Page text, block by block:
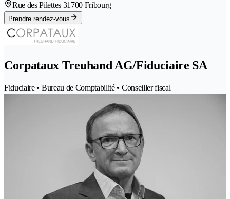
Rue des Pilettes 31700 Fribourg
Prendre rendez-vous
Corpataux Treuhand AG/Fiduciaire SA
Fiduciaire • Bureau de Comptabilité • Conseiller fiscal